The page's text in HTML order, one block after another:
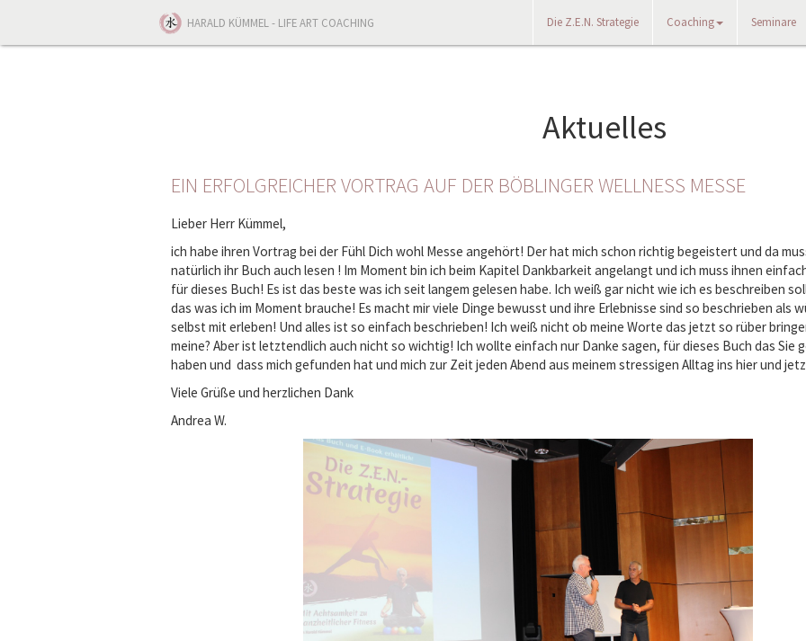
HARALD KÜMMEL- LIFE ART COACHING Die Z.E.N. Strategie Coaching Seminare
Aktuelles
EIN ERFOLGREICHER VORTRAG AUF DER BÖBLINGER WELLNESS MESSE
Lieber Herr Kümmel,
ich habe ihren Vortrag bei der Fühl Dich wohl Messe angehört! Der hat mich schon richtig begeistert und da
natürlich ihr Buch auch lesen ! Im Moment bin ich beim Kapitel Dankbarkeit angelangt und ich muss ihnen
für dieses Buch! Es ist das beste was ich seit langem gelesen habe. Ich weiß gar nicht wie ich es beschreiben
das was ich im Moment brauche! Es macht mir viele Dinge bewusst und ihre Erlebnisse sind so beschrieben als
selbst mit erleben! Und alles ist so einfach beschrieben! Ich weiß nicht ob meine Worte das jetzt so rüber
meine? Aber ist letztendlich auch nicht so wichtig! Ich wollte einfach nur Danke sagen, für dieses Buch das Sie
haben und dass mich gefunden hat und mich zur Zeit jeden Abend aus meinem stressigen Alltag ins hier und
Viele Grüße und herzlichen Dank
Andrea W.